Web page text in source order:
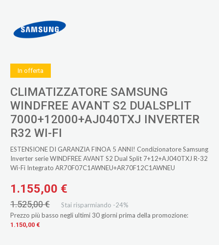
In offerta
CLIMATIZZATORE SAMSUNG
WINDFREE AVANT S2 DUALSPLIT
7000+12000+AJ040TXJ INVERTER
R32 WI-FI
ESTENSIONE DI GARANZIA FINOA 5 ANNI! Condizionatore Samsung
Inverter serie WINDFREE AVANT S2 Dual Split 7+12+AJ040TXJ R-32
Wi-Fi Integrato AR70F07C1AWNEU+AR70F12C1AWNEU
1.155,00 €
1.525,00 €
Stai risparmiando -24%
Prezzo più basso negli ultimi 30 giorni prima della promozione:
1.150,00 €